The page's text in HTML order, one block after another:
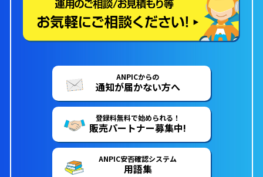
ANPICからの
通知が届かない方へ
登録料無料で始められる！
販売パートナー募集中!
ANPIC安否確認システム
用語集